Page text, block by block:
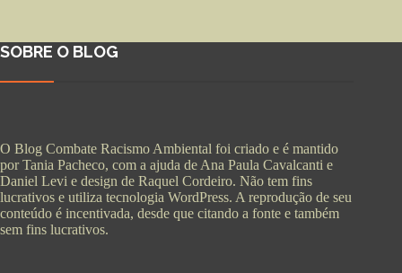
SOBRE O BLOG
O Blog Combate Racismo Ambiental foi criado e é mantido
por Tania Pacheco, com a ajuda de Ana Paula Cavalcanti e
Daniel Levi e design de Raquel Cordeiro. Não tem fins
lucrativos e utiliza tecnologia WordPress. A reprodução de seu
conteúdo é incentivada, desde que citando a fonte e também
sem fins lucrativos.